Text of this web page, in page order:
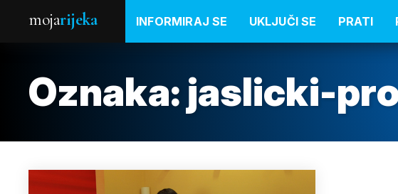
mojarijeka INFORMIRAJ SE UKLJUČI SE PRATI
Oznaka: jaslicki-